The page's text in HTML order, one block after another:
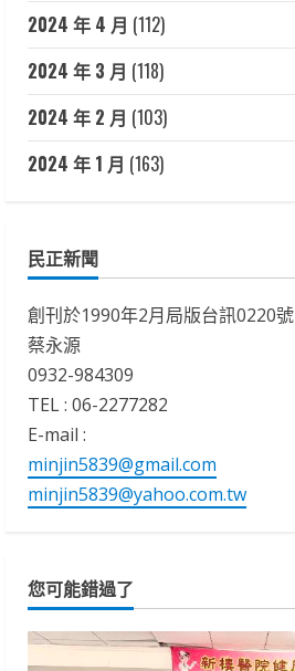
2024 年 4 月 (112)
2024 年 3 月 (118)
2024 年 2 月 (103)
2024 年 1 月 (163)
民正新聞
創刊於1990年2月局版台訊0220號
蔡永源
0932-984309
TEL : 06-2277282
E-mail :
minjin5839@gmail.com
minjin5839@yahoo.com.tw
您可能錯過了